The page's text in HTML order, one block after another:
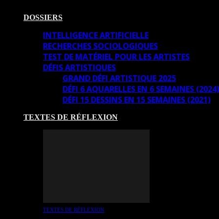
DOSSIERS
INTELLIGENCE ARTIFICIELLE
RECHERCHES SOCIOLOGIQUES
TEST DE MATÉRIEL POUR LES ARTISTES
DÉFIS ARTISTIQUES
GRAND DÉFI ARTISTIQUE 2025
DÉFI 6 AQUARELLES EN 6 SEMAINES (2024)
DÉFI 15 DESSINS EN 15 SEMAINES (2021)
TEXTES DE RÉFLEXION
TEXTES DE RÉFLEXION